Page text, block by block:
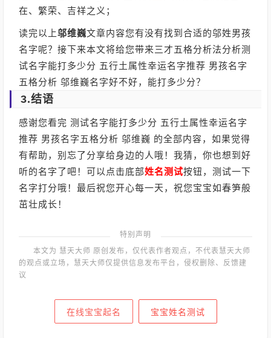
在、繁荣、吉祥之义；
读完以上邬维巍文章内容您有没有找到合适的邬姓男孩
名字呢？接下来本文将给您带来三才五格分析法分析测
试名字能打多少分 五行土属性幸运名字推荐 男孩名字
五格分析 邬维巍名字好不好，能打多少分？
3.结语
感谢您看完 测试名字能打多少分 五行土属性幸运名字
推荐 男孩名字五格分析 邬维巍 的全部内容，如果觉得
有帮助，别忘了分享给身边的人哦！我猜，你也想到好
听的名字了吧！可以点击底部姓名测试按钮，测试一下
名字打分哦！最后祝您开心每一天，祝您宝宝如春笋般
茁壮成长！
特别声明
本文为 慧天大师 原创发布，仅代表作者观点，不代表慧天大师
的观点或立场，慧天大师仅提供信息发布平台，侵权删除、反馈建
议
在线宝宝起名 宝宝姓名测试